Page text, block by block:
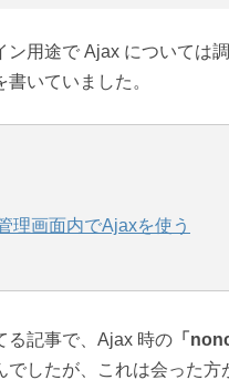
ン用途で Ajax については調
いていました。
理画面内でAjaxを使う
る記事で、Ajax 時の 「
でしたが、これは会った方